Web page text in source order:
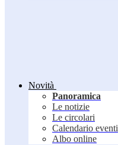
Novità
Panoramica
Le notizie
Le circolari
Calendario eventi
Albo online